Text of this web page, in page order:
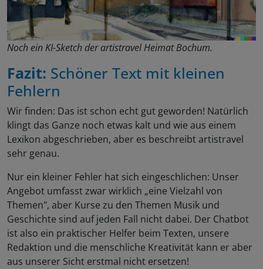
Noch ein KI-Sketch der artistravel Heimat Bochum.
Fazit: Schöner Text mit kleinen
Fehlern
Wir finden: Das ist schon echt gut geworden! Natürlich
klingt das Ganze noch etwas kalt und wie aus einem
Lexikon abgeschrieben, aber es beschreibt artistravel
sehr genau.
Nur ein kleiner Fehler hat sich eingeschlichen: Unser
Angebot umfasst zwar wirklich „eine Vielzahl von
Themen", aber Kurse zu den Themen Musik und
Geschichte sind auf jeden Fall nicht dabei. Der Chatbot
ist also ein praktischer Helfer beim Texten, unsere
Redaktion und die menschliche Kreativität kann er aber
aus unserer Sicht erstmal nicht ersetzen!